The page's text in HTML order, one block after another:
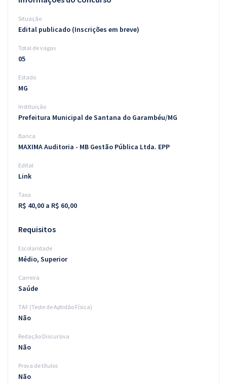
Conteúdo gratuito
Aprovados
Atendimento
Situação
Edital publicado (Inscrições em breve)
Total de vagas
05
Estado
MG
Instituição
Prefeitura Municipal de Santana do Garambéu/MG
Banca
MAXIMA Auditoria - MB Gestão Pública Ltda. EPP
Edital
Link
Taxa
R$ 40,00 a R$ 60,00
Requisitos
Escolaridade
Médio, Superior
Carreira
Saúde
TAF (Teste de Aptidão Física)
Não
Redação Discursiva
Não
Prova de títulos
Não